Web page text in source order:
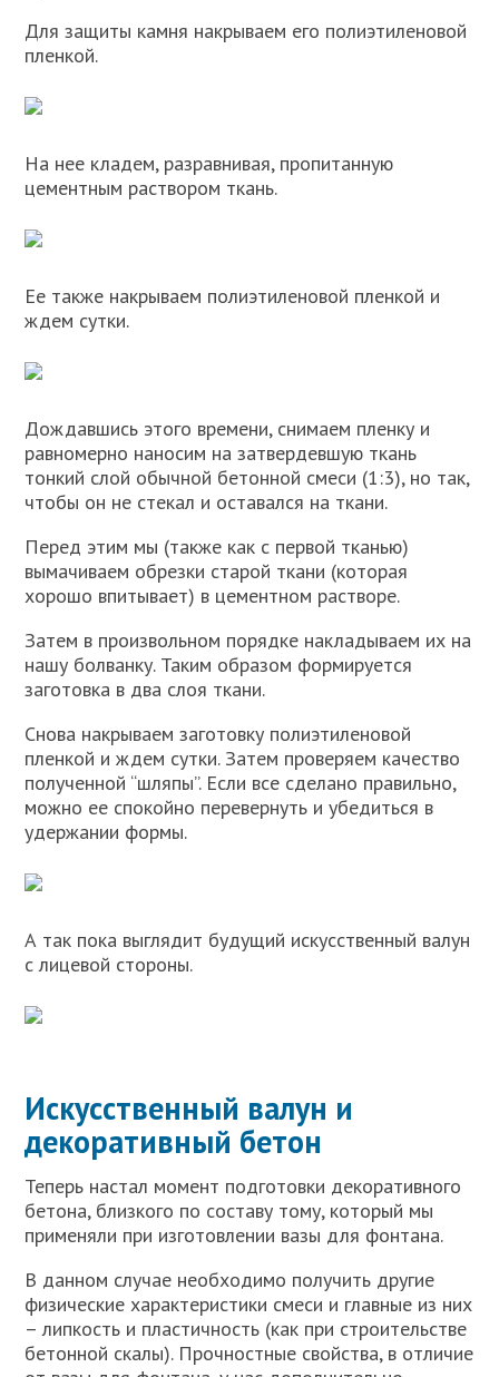
Для защиты камня накрываем его полиэтиленовой
пленкой.
На нее кладем, разравнивая, пропитанную
цементным раствором ткань.
Ее также накрываем полиэтиленовой пленкой и
ждем сутки.
Дождавшись этого времени, снимаем пленку и
равномерно наносим на затвердевшую ткань
тонкий слой обычной бетонной смеси (1:3), но так,
чтобы он не стекал и оставался на ткани.
Перед этим мы (также как с первой тканью)
вымачиваем обрезки старой ткани (которая
хорошо впитывает) в цементном растворе.
Затем в произвольном порядке накладываем их на
нашу болванку. Таким образом формируется
заготовка в два слоя ткани.
Снова накрываем заготовку полиэтиленовой
пленкой и ждем сутки. Затем проверяем качество
полученной “шляпы”. Если все сделано правильно,
можно ее спокойно перевернуть и убедиться в
удержании формы.
А так пока выглядит будущий искусственный валун
с лицевой стороны.
Искусственный валун и
декоративный бетон
Теперь настал момент подготовки декоративного
бетона, близкого по составу тому, который мы
применяли при изготовлении вазы для фонтана.
В данном случае необходимо получить другие
физические характеристики смеси и главные из них
– липкость и пластичность (как при строительстве
бетонной скалы). Прочностные свойства, в отличие